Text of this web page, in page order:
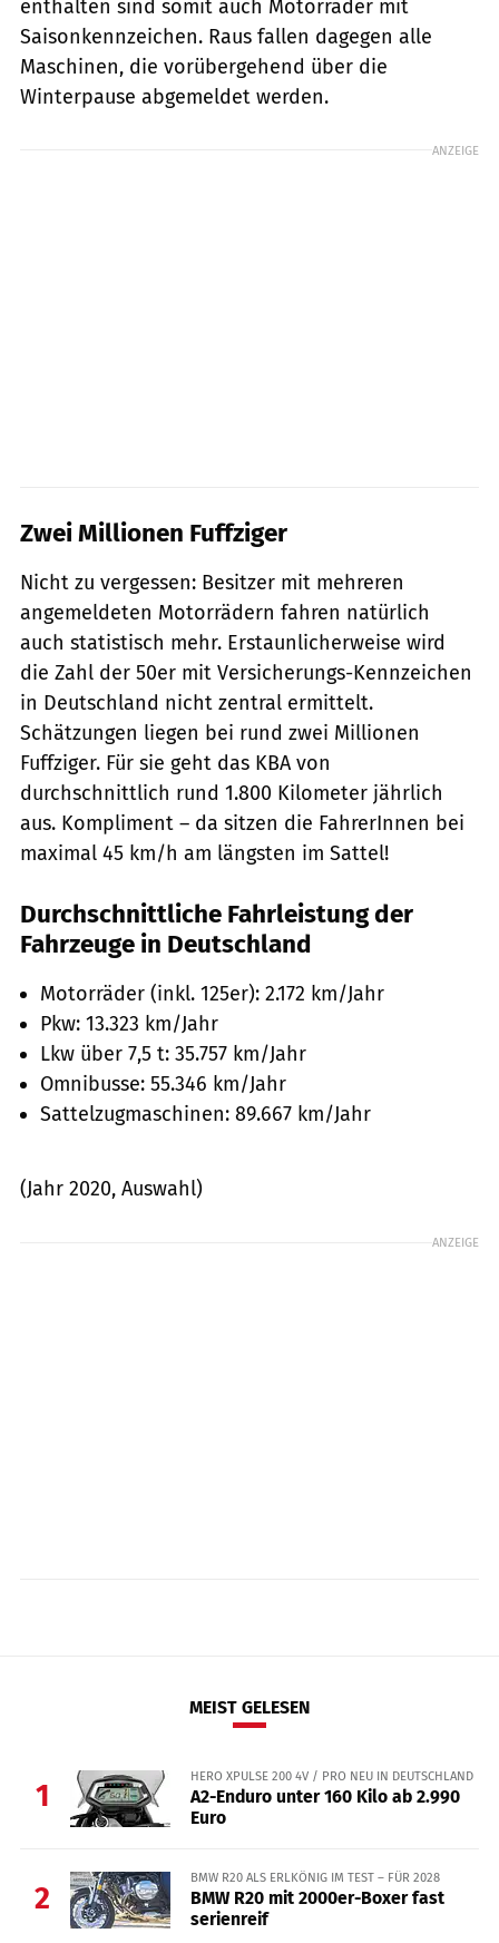
enthalten sind somit auch Motorräder mit
Saisonkennzeichen. Raus fallen dagegen alle
Maschinen, die vorübergehend über die
Winterpause abgemeldet werden.
ANZEIGE
Zwei Millionen Fuffziger
Nicht zu vergessen: Besitzer mit mehreren
angemeldeten Motorrädern fahren natürlich
auch statistisch mehr. Erstaunlicherweise wird
die Zahl der 50er mit Versicherungs-Kennzeichen
in Deutschland nicht zentral ermittelt.
Schätzungen liegen bei rund zwei Millionen
Fuffziger. Für sie geht das KBA von
durchschnittlich rund 1.800 Kilometer jährlich
aus. Kompliment – da sitzen die FahrerInnen bei
maximal 45 km/h am längsten im Sattel!
Durchschnittliche Fahrleistung der
Fahrzeuge in Deutschland
Motorräder (inkl. 125er): 2.172 km/Jahr
Pkw: 13.323 km/Jahr
Lkw über 7,5 t: 35.757 km/Jahr
Omnibusse: 55.346 km/Jahr
Sattelzugmaschinen: 89.667 km/Jahr
(Jahr 2020, Auswahl)
ANZEIGE
MEIST GELESEN
1
HERO XPULSE 200 4V / PRO NEU IN DEUTSCHLAND
A2-Enduro unter 160 Kilo ab 2.990
Euro
2
BMW R20 ALS ERLKÖNIG IM TEST – FÜR 2028
BMW R20 mit 2000er-Boxer fast
serienreif